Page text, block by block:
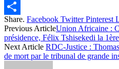
Twitter
Share
Share. Facebook Twitter Pinterest
Previous ArticleUnion Africaine :
présidence, Félix Tshisekedi la
Next Article RDC-Justice :
de mort par le tribunal de grande